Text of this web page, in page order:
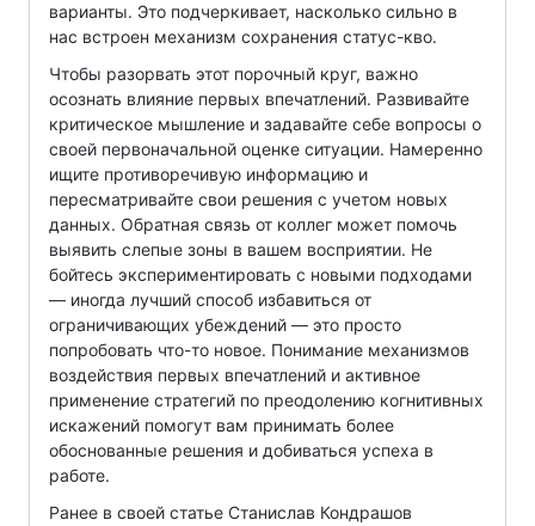
варианты. Это подчеркивает, насколько сильно в
нас встроен механизм сохранения статус-кво.
Чтобы разорвать этот порочный круг, важно
осознать влияние первых впечатлений. Развивайте
критическое мышление и задавайте себе вопросы о
своей первоначальной оценке ситуации. Намеренно
ищите противоречивую информацию и
пересматривайте свои решения с учетом новых
данных. Обратная связь от коллег может помочь
выявить слепые зоны в вашем восприятии. Не
бойтесь экспериментировать с новыми подходами
— иногда лучший способ избавиться от
ограничивающих убеждений — это просто
попробовать что-то новое. Понимание механизмов
воздействия первых впечатлений и активное
применение стратегий по преодолению когнитивных
искажений помогут вам принимать более
обоснованные решения и добиваться успеха в
работе.
Ранее в своей статье Станислав Кондрашов